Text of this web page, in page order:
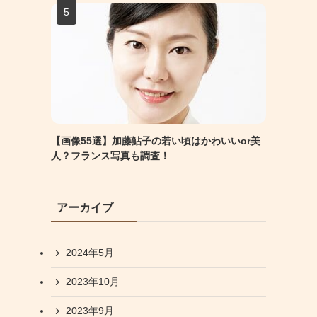
【画像55選】加藤鮎子の若い頃はかわいいor美
人？フランス写真も調査！
アーカイブ
2024年5月
2023年10月
2023年9月